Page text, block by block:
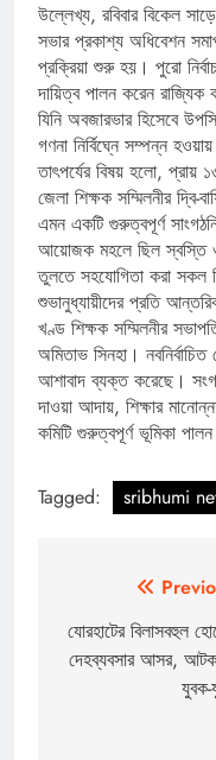
উল্লেখ্য, রবিবার বিকেল সাড়ে
সভার প্রকাশ্য অধিবেশন
প্রক্রিয়া শুরু হয়। পুরো
দায়িত্ব পালন করেন
যিনি অবজারভার হিসেবে
গণনা নির্বিঘ্নে সম্পন্ন
তাৎপর্যের বিষয় হলো, প্রায়
জেলা শিক্ষক সম্মিলনীর দ্বি-
এমন একটি গুরুত্বপূর্ণ
আয়োজক মহলে ছিল স্বস্তি
তুলতে সহযোগিতা করা সকল
শুভানুধ্যায়ীদের প্রতি
খণ্ড শিক্ষক সম্মিলনীর
অমিতাভ সিনহা।
আশাবাদ ব্যক্ত করেছে।
দাওয়া আদায়, শিক্ষার
কমিটি গুরুত্বপূর্ণ ভূমিকা
Tagged: sribhumi
navigation
যোরহাটের বিলাসবহুল
দেহব্যবসার আসর,
যুবক-